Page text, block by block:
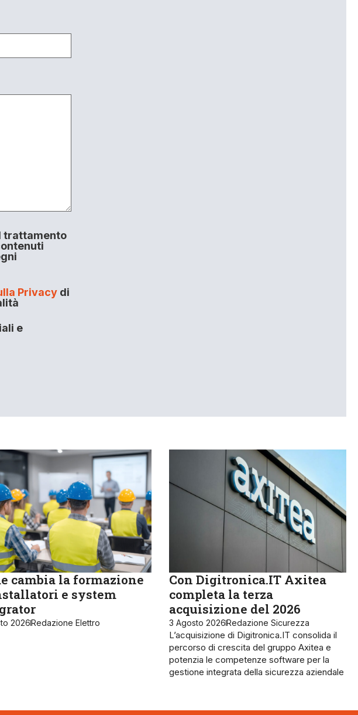
trattamento
Privacydi
e
cambia la formazione
e system
2026 Redazione Elettro
Con Digitronica.IT Axitea
completa la terza
acquisizione del 2026
3 Agosto 2026Redazione Sicurezza
L’acquisizione di Digitronica.IT consolida il
percorso di crescita del gruppo Axitea e
potenzia le competenze software per la
gestione integrata della sicurezza aziendale